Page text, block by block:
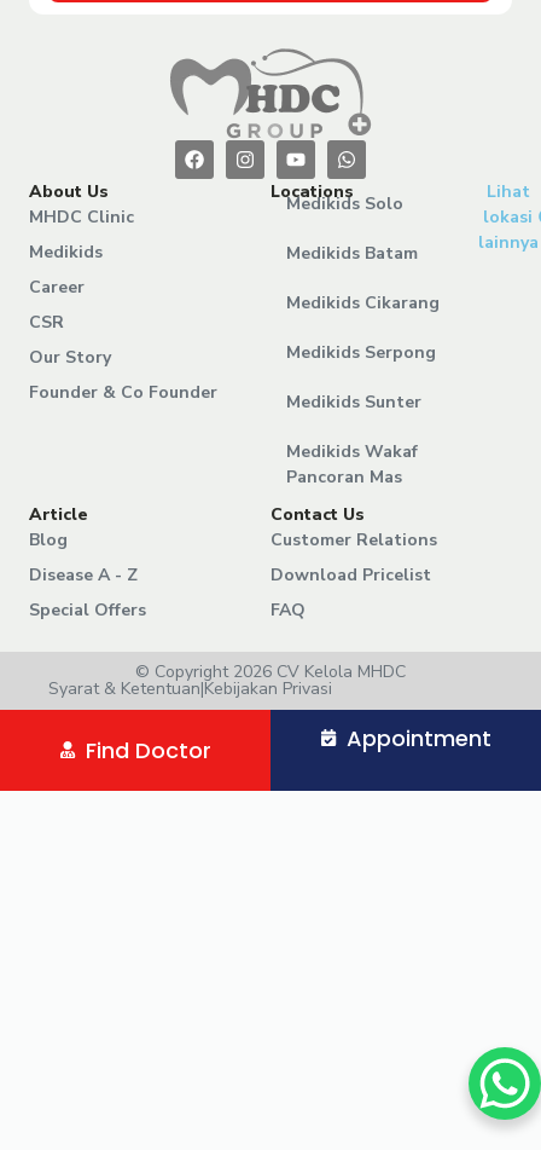
About Us
MHDC Clinic
Medikids
Career
CSR
Our Story
Founder & Co Founder
Locations
Medikids Solo
Medikids Batam
Medikids Cikarang
Medikids Serpong
Medikids Sunter
Medikids Wakaf
Pancoran Mas
Lihat
lokasi
lainnya
Article
Blog
Disease A - Z
Special Offers
Contact Us
Customer Relations
Download Pricelist
FAQ
© Copyright 2026 CV Kelola MHDC
Syarat & Ketentuan|Kebijakan Privasi
Find Doctor Appointment